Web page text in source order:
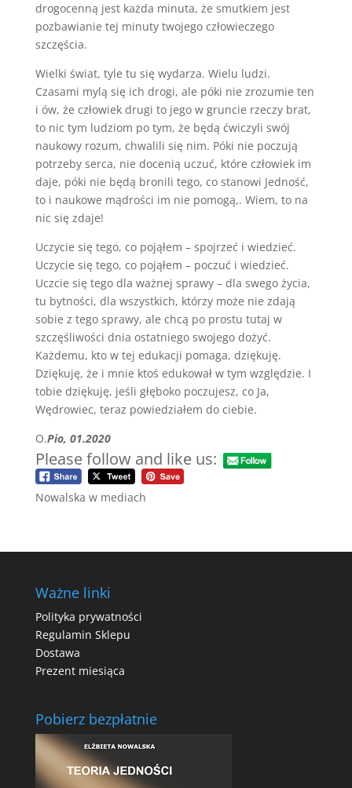
drogocenną jest każda minuta, że smutkiem jest
pozbawianie tej minuty twojego człowieczego
szczęścia.
Wielki świat, tyle tu się wydarza. Wielu ludzi.
Czasami mylą się ich drogi, ale póki nie zrozumie ten
i ów, że człowiek drugi to jego w gruncie rzeczy brat,
to nic tym ludziom po tym, że będą ćwiczyli swój
naukowy rozum, chwalili się nim. Póki nie poczują
potrzeby serca, nie docenią uczuć, które człowiek im
daje, póki nie będą bronili tego, co stanowi Jedność,
to i naukowe mądrości im nie pomogą,. Wiem, to na
nic się zdaje!
Uczycie się tego, co pojąłem – spojrzeć i wiedzieć.
Uczycie się tego, co pojąłem – poczuć i wiedzieć.
Uczcie się tego dla ważnej sprawy – dla swego życia,
tu bytności, dla wszystkich, którzy może nie zdają
sobie z tego sprawy, ale chcą po prostu tutaj w
szczęśliwości dnia ostatniego swojego dożyć.
Każdemu, kto w tej edukacji pomaga, dziękuję.
Dziękuję, że i mnie ktoś edukował w tym względzie. I
tobie dziękuję, jeśli głęboko poczujesz, co Ja,
Wędrowiec, teraz powiedziałem do ciebie.
O.Pio, 01.2020
Please follow and like us:
Nowalska w mediach
Ważne linki
Polityka prywatności
Regulamin Sklepu
Dostawa
Prezent miesiąca
Pobierz bezpłatnie